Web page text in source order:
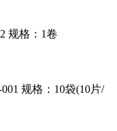
规格：1卷
规格：10袋(10片/